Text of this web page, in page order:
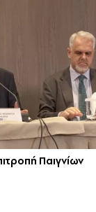
Παιγνίων